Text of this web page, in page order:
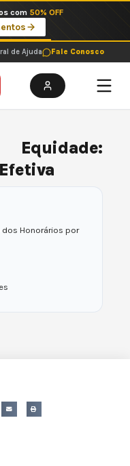
com 50% OFF
de Ajuda Fale Conosco
dos Honorários por